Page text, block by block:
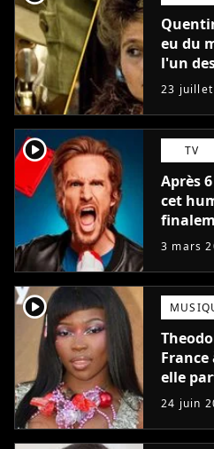
eu du
l'un
films
temps
réussi
23 juillet
player2 TV
Après
cet
dans
pour
3 mars
player2
France
elle
la
24 juin